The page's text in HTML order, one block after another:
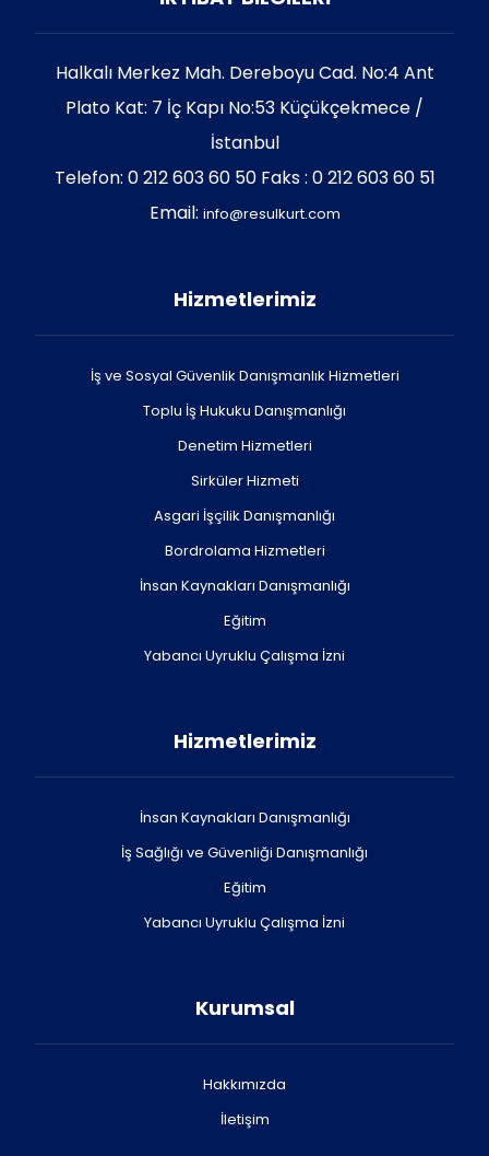
Halkalı Merkez Mah. Dereboyu Cad. No:4 Ant
Plato Kat: 7 İç Kapı No:53 Küçükçekmece /
İstanbul
Telefon: 0 212 603 60 50 Faks : 0 212 603 60 51
Email: info@resulkurt.com
Hizmetlerimiz
İş ve Sosyal Güvenlik Danışmanlık Hizmetleri
Toplu İş Hukuku Danışmanlığı
Denetim Hizmetleri
Sirküler Hizmeti
Asgari İşçilik Danışmanlığı
Bordrolama Hizmetleri
İnsan Kaynakları Danışmanlığı
Eğitim
Yabancı Uyruklu Çalışma İzni
Hizmetlerimiz
İnsan Kaynakları Danışmanlığı
İş Sağlığı ve Güvenliği Danışmanlığı
Eğitim
Yabancı Uyruklu Çalışma İzni
Kurumsal
Hakkımızda
İletişim